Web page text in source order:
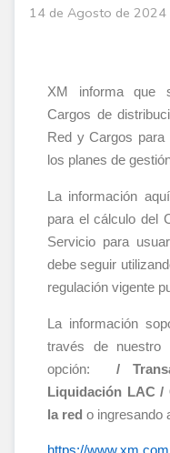
14 de Agosto de 2024
XM informa que
Cargos de
Red y Cargos
los planes de
La información
para el cálculo del
Servicio para
debe seguir
regulación vigente
La información
través de nuestro
opción: /
Liquidación LAC /
la red o ingresando
https://